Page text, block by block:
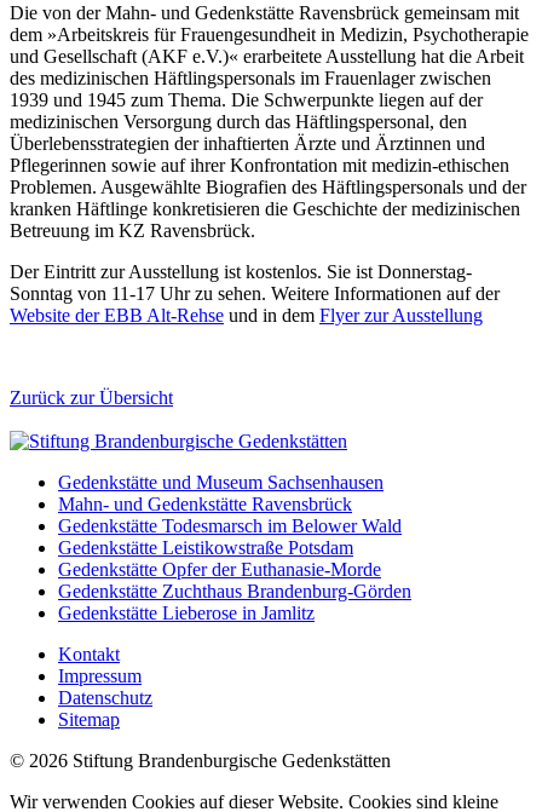
Die von der Mahn- und Gedenkstätte Ravensbrück gemeinsam mit
dem »Arbeitskreis für Frauengesundheit in Medizin, Psychotherapie
und Gesellschaft (AKF e.V.)« erarbeitete Ausstellung hat die Arbeit
des medizinischen Häftlingspersonals im Frauenlager zwischen
1939 und 1945 zum Thema. Die Schwerpunkte liegen auf der
medizinischen Versorgung durch das Häftlingspersonal, den
Überlebensstrategien der inhaftierten Ärzte und Ärztinnen und
Pflegerinnen sowie auf ihrer Konfrontation mit medizin-ethischen
Problemen. Ausgewählte Biografien des Häftlingspersonals und der
kranken Häftlinge konkretisieren die Geschichte der medizinischen
Betreuung im KZ Ravensbrück.
Der Eintritt zur Ausstellung ist kostenlos. Sie ist Donnerstag-
Sonntag von 11-17 Uhr zu sehen. Weitere Informationen auf der
Website der EBB Alt-Rehse und in dem Flyer zur Ausstellung
Zurück zur Übersicht
Gedenkstätte und Museum Sachsenhausen
Mahn- und Gedenkstätte Ravensbrück
Gedenkstätte Todesmarsch im Belower Wald
Gedenkstätte Leistikowstraße Potsdam
Gedenkstätte Opfer der Euthanasie-Morde
Gedenkstätte Zuchthaus Brandenburg-Görden
Gedenkstätte Lieberose in Jamlitz
Kontakt
Impressum
Datenschutz
Sitemap
© 2026 Stiftung Brandenburgische Gedenkstätten
Wir verwenden Cookies auf dieser Website. Cookies sind kleine